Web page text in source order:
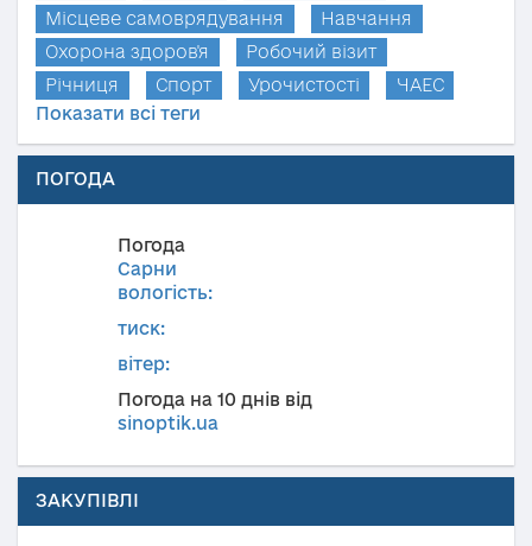
Місцеве самоврядування
Навчання
Охорона здоров'я
Робочий візит
Річниця
Спорт Урочистості
ЧАЕС
Показати всі теги
ПОГОДА
Погода
Сарни
вологість:
тиск:
вітер:
Погода на 10 днів від
sinoptik.ua
ЗАКУПІВЛІ